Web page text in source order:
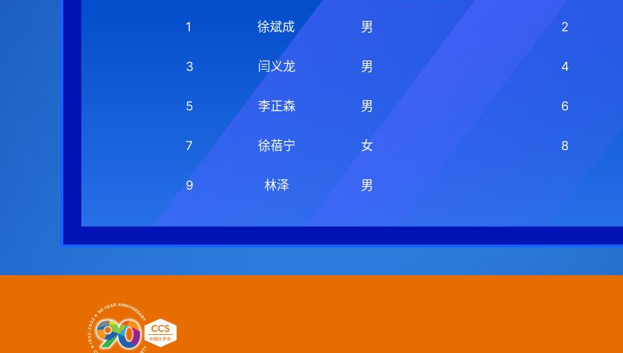
1 徐斌成 男 2
3 闫义龙 男 4
5 李正森 男 6
7 徐蓓宁 女 8
9 林泽 男